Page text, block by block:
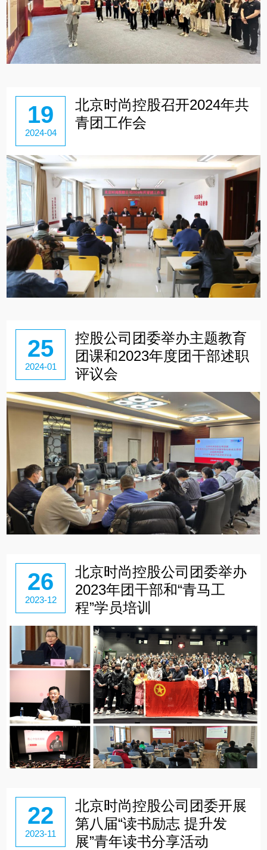
19
2024-04
北京时尚控股召开2024年共
青团工作会
25
2024-01
控股公司团委举办主题教育
团课和2023年度团干部述职
评议会
26
2023-12
北京时尚控股公司团委举办
2023年团干部和“青马工
程”学员培训
22
2023-11
北京时尚控股公司团委开展
第八届“读书励志 提升发
展”青年读书分享活动